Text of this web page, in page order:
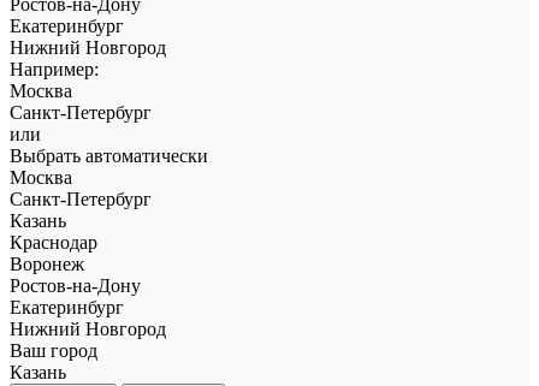
Ростов-на-Дону
Екатеринбург
Нижний Новгород
Например:
Москва
Санкт-Петербург
или
Выбрать автоматически
Москва
Санкт-Петербург
Казань
Краснодар
Воронеж
Ростов-на-Дону
Екатеринбург
Нижний Новгород
Ваш город
Казань